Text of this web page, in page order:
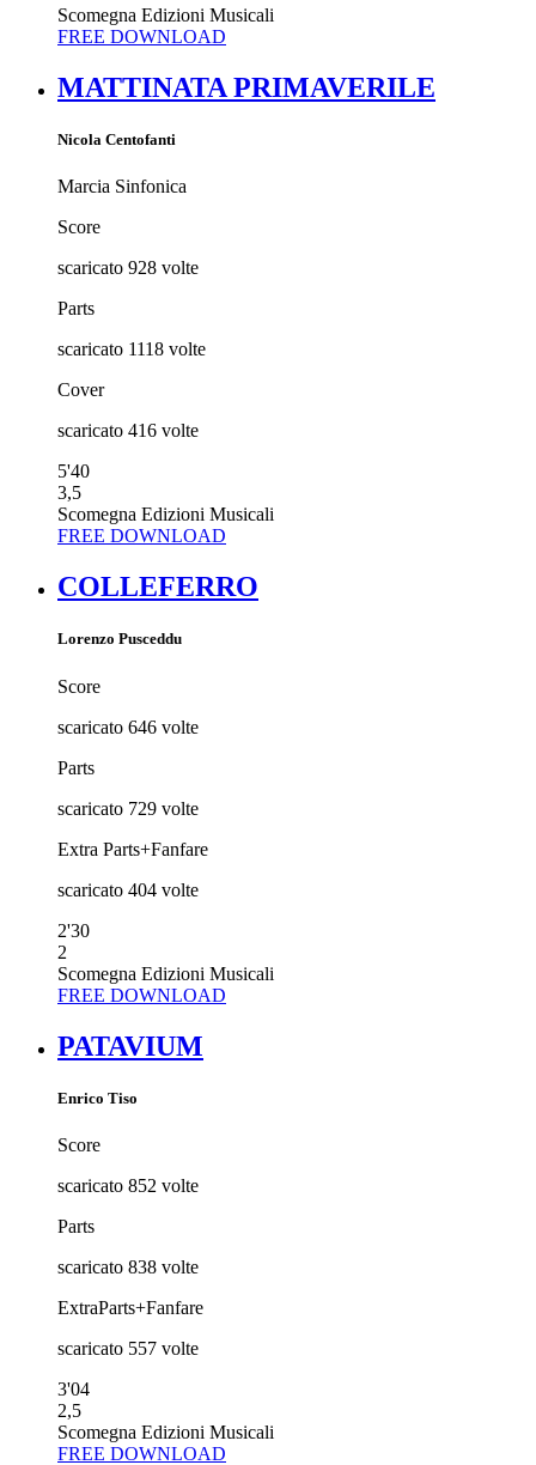
Scomegna Edizioni Musicali
FREE DOWNLOAD
MATTINATA PRIMAVERILE
Nicola Centofanti
Marcia Sinfonica
Score
scaricato 928 volte
Parts
scaricato 1118 volte
Cover
scaricato 416 volte
5'40
3,5
Scomegna Edizioni Musicali
FREE DOWNLOAD
COLLEFERRO
Lorenzo Pusceddu
Score
scaricato 646 volte
Parts
scaricato 729 volte
Extra Parts+Fanfare
scaricato 404 volte
2'30
2
Scomegna Edizioni Musicali
FREE DOWNLOAD
PATAVIUM
Enrico Tiso
Score
scaricato 852 volte
Parts
scaricato 838 volte
ExtraParts+Fanfare
scaricato 557 volte
3'04
2,5
Scomegna Edizioni Musicali
FREE DOWNLOAD